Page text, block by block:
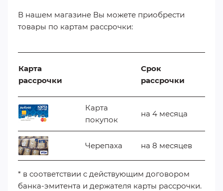
В нашем магазине Вы можете приобрести
товары по картам рассрочки:
Карта
рассрочки
Срок
рассрочки
Карта
покупок
на 4 месяца
Черепаха на 8 месяцев
* в соответствии с действующим договором
банка-эмитента и держателя карты рассрочки.